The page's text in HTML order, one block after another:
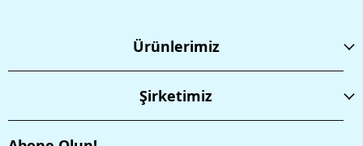
Ürünlerimiz
Şirketimiz